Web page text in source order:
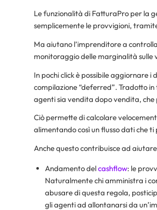
Le funzionalità di FatturaPro per la
semplicemente le provvigioni,
Ma aiutano l’imprenditore a
monitoraggio delle marginalità
In pochi click è possibile aggiornare
compilazione “deferred”. Tradotto
agenti sia vendita dopo vendita,
Ciò permette di calcolare
alimentando così un flusso dati che
Anche questo contribuisce ad
Andamento delcashflow: le
Naturalmente chi amministra i
abusare di questa regola,
gli agenti ad allontanarsi da